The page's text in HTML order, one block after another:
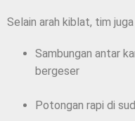
Selain arah kiblat, tim
Sambungan antar
bergeser
Potongan rapi di